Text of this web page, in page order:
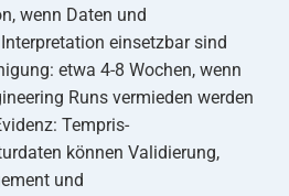
wenn Daten und
einsetzbar sind
etwa 4-8 Wochen, wenn
Runs vermieden werden
Tempris-
können Validierung,
und